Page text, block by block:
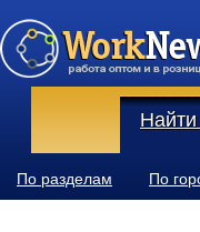
Найти
По разделам По